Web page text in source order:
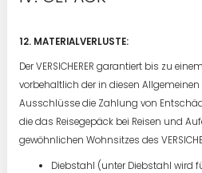
12. MATERIALVERLUSTE:
Der VERSICHERER garantiert bis zu
vorbehaltlich der in diesen
Ausschlüsse die Zahlung von
die das Reisegepäck bei Reisen und
gewöhnlichen Wohnsitzes des
Diebstahl (unter Diebstahl wird